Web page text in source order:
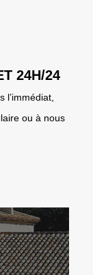
24H/24
l’immédiat,
ou à nous